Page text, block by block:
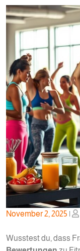
Posted
November 2, 2025 |
Wusstest du, dass